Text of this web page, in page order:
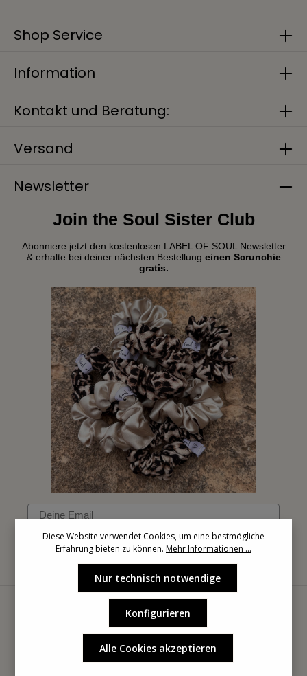
Kontakt und Beratung:
Versand
Newsletter
Join the Soul Sister Club
Abonniere jetzt den kostenlosen LABEL OF SOUL Newsletter
& erhalte bei deiner nächsten Bestellung einen Scrunchie
gratis.
Email
Shop Service
Information
Diese Website verwendet Cookies, um eine bestmögliche
Erfahrung bieten zu können. Mehr Informationen ...
Nur technisch notwendige
Konfigurieren
Alle Cookies akzeptieren